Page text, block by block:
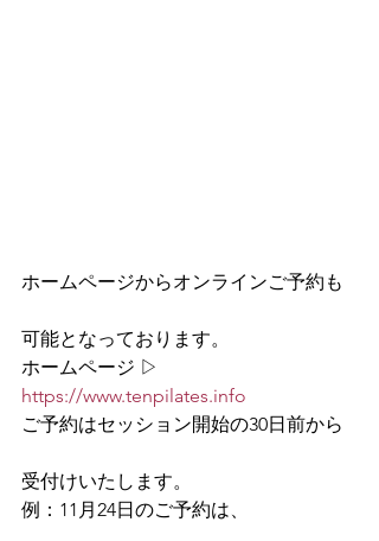
⁡ホームページからオンラインご予約も
可能となっております。
ホームページ ▷
https://www.tenpilates.info
ご予約はセッション開始の30日前から
受付けいたします。
例：11月24日のご予約は、